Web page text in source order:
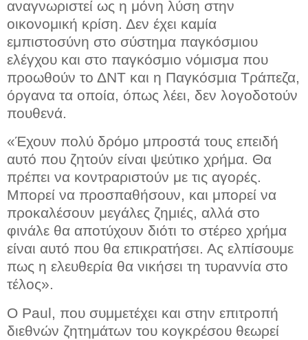
αναγνωριστεί ως η μόνη λύση στην
οικονομική κρίση. Δεν έχει καμία
εμπιστοσύνη στο σύστημα παγκόσμιου
ελέγχου και στο παγκόσμιο νόμισμα που
προωθούν το ΔΝΤ και η Παγκόσμια Τράπεζα,
όργανα τα οποία, όπως λέει, δεν λογοδοτούν
πουθενά.
«Έχουν πολύ δρόμο μπροστά τους επειδή
αυτό που ζητούν είναι ψεύτικο χρήμα. Θα
πρέπει να κοντραριστούν με τις αγορές.
Μπορεί να προσπαθήσουν, και μπορεί να
προκαλέσουν μεγάλες ζημιές, αλλά στο
φινάλε θα αποτύχουν διότι το στέρεο χρήμα
είναι αυτό που θα επικρατήσει. Ας ελπίσουμε
πως η ελευθερία θα νικήσει τη τυραννία στο
τέλος».
Ο Paul, που συμμετέχει και στην επιτροπή
διεθνών ζητημάτων του κογκρέσου θεωρεί